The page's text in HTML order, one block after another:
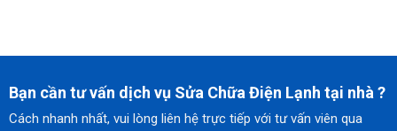
Bạn cần tư vấn dịch vụ Sửa Chữa Điện Lạnh tại nhà ?
Cách nhanh nhất, vui lòng liên hệ trực tiếp với tư vấn viên qua